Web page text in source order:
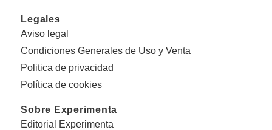
Legales
Aviso legal
Condiciones Generales de Uso y Venta
Politica de privacidad
Política de cookies
Sobre Experimenta
Editorial Experimenta